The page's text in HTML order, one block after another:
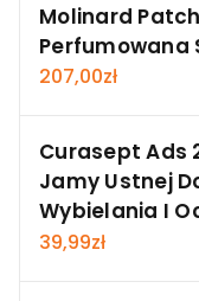
Molinard
Perfumowana
207,00zł
Curasept Ads
Jamy Ustnej
Wybielania I
39,99zł